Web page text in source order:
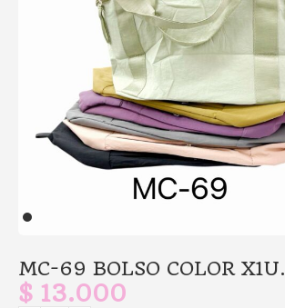
MC-69 BOLSO COLOR X1U.
$ 13.000